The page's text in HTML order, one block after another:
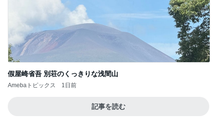
假屋崎省吾 別荘のくっきりな浅間山
Amebaトピックス 1日前
記事を読む